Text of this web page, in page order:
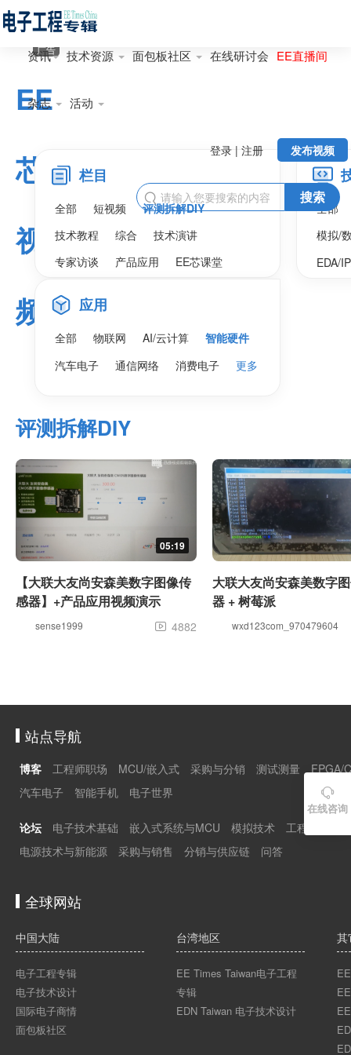
资讯 技术资源 面包板社区 在线研讨会 EE直播间
杂志 活动
发布视频
登录 | 注册
 搜索
EE
芯
视
频
广告
栏目
全部 短视频
评测拆解DIY
技术教程
综合
技术演讲
专家访谈
产品应用 EE芯课堂
全部
模拟/
EDA/
应用
全部 物联网 AI/云计算
智能硬件
汽车电子
通信网络 消费电子 更多
评测拆解DIY
05:19
【大联大友尚安森美数字图像传
感器】+产品应用视频演示
sense1999  4882
大联大友尚安森美数字
器 + 树莓派
wxd123com_970479604
站点导航
博客 工程师职场 MCU/嵌入式 采购与分销 测试测量
FPGA/
汽车电子
智能手机 电子世界
论坛 电子技术基础 嵌入式系统与MCU 模拟技术
工程师职场
电源技术与新能源
采购与销售 分销与供应链 问答
全球网站
中国大陆
电子工程专辑
电子技术设计
国际电子商情
面包板社区
台湾地区
EE Times Taiwan电子工程
专辑
EDN Taiwan 电子技术设计
其

在线咨询